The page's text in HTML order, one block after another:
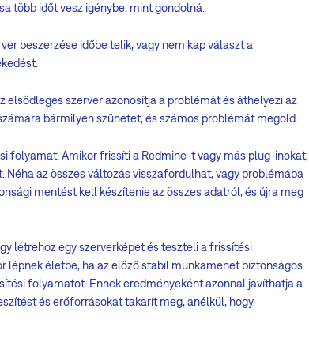
több időt vesz igénybe, mint gondolná.
beszerzése időbe telik, vagy nem kap választ a
szerver azonosítja a problémát és áthelyezi az
bármilyen szünetet, és számos problémát megold.
folyamat. Amikor frissíti a Redmine-t vagy más plug-inokat,
az összes változás visszafordulhat, vagy problémába
mentést kell készítenie az összes adatról, és újra meg
létrehoz egy szerverképet és teszteli a frissítési
lépnek életbe, ha az előző stabil munkamenet biztonságos.
folyamatot. Ennek eredményeként azonnal javíthatja a
és erőforrásokat takarít meg, anélkül, hogy